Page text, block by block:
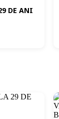
DE ANI